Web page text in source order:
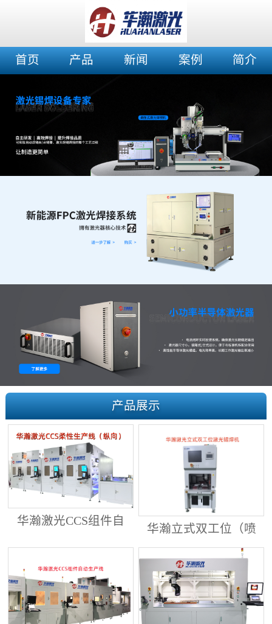
首页 产品 新闻 案例 简介
产品展示
华瀚激光CCS组件自
动生产线（纵向线）
华瀚立式双工位（喷
射锡膏）激光焊锡机